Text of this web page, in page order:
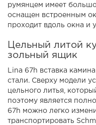
румянцем имеет
оснащен встроенным
проходит вдоль окна и
Цельный литой
зольный ящик
Lina 67h вставка
стали. Сверху модели
цельного литья,
поэтому является
67h можно легко
транспортировать